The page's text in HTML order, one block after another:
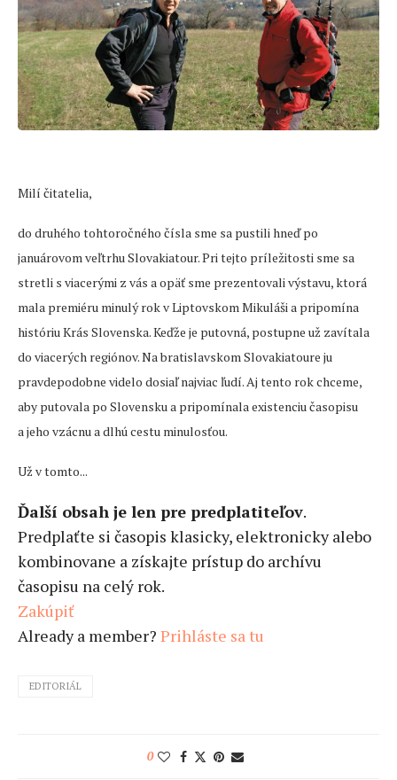
Milí čitatelia,
do druhého tohtoročného čísla sme sa pustili hneď po
januárovom veľtrhu Slovakiatour. Pri tejto príležitosti sme sa
stretli s viacerými z vás a opäť sme prezentovali výstavu, ktorá
mala premiéru minulý rok v Liptovskom Mikuláši a pripomína
históriu Krás Slovenska. Keďže je putovná, postupne už zavítala
do viacerých regiónov. Na bratislavskom Slovakiatoure ju
pravdepodobne videlo dosiaľ najviac ľudí. Aj tento rok chceme,
aby putovala po Slovensku a pripomínala existenciu časopisu
a jeho vzácnu a dlhú cestu minulosťou.
Už v tomto...
Ďalší obsah je len pre predplatiteľov.
Predplaťte si časopis klasicky, elektronicky alebo
kombinovane a získajte prístup do archívu
časopisu na celý rok.
Zakúpiť
Already a member? Prihláste sa tu
EDITORIÁL
0